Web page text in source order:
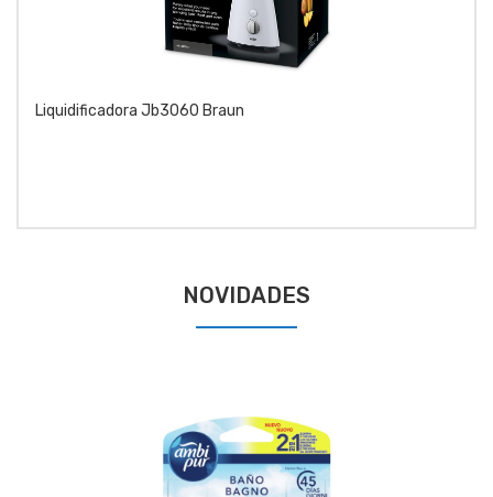
Liquidificadora Jb3060 Braun
NOVIDADES